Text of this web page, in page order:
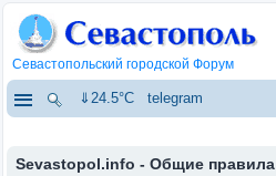
Севастопольский городской Форум
⇓24.5°C telegram
Sevastopol.info - Общие правила